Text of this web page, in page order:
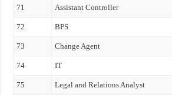
71 Assistant Controller
72 BPS
73 Change Agent
74 IT
75 Legal and Relations Analyst